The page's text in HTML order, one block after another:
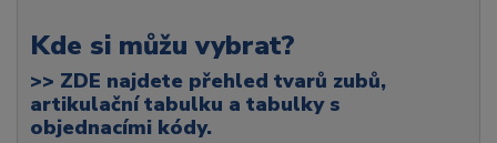
Kde si můžu vybrat?
>> ZDE najdete přehled tvarů zubů,
artikulační tabulku a tabulky s
objednacími kódy.